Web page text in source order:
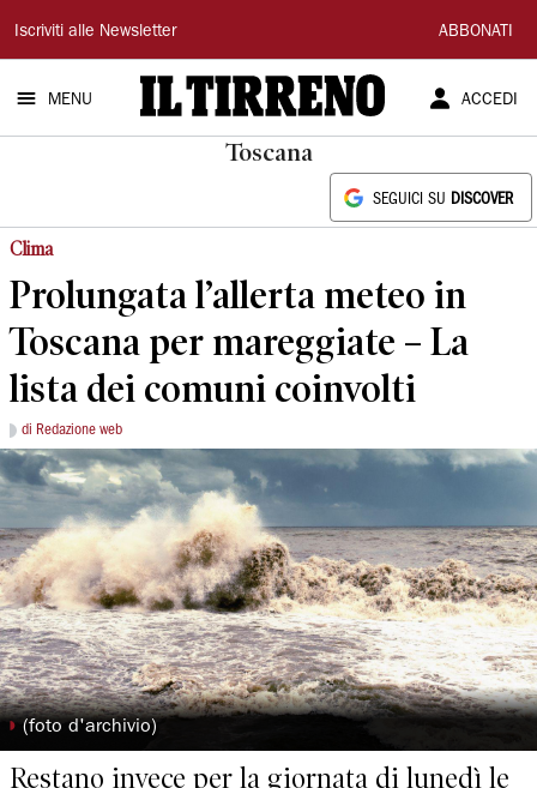
Il
Tirreno
Iscriviti alle Newsletter ABBONATI
MENU ACCEDI
Toscana
SEGUICI SU DISCOVER
Clima
Prolungata l’allerta meteo in
Toscana per mareggiate – La
lista dei comuni coinvolti
di Redazione web
◗ (foto d'archivio)
Restano invece per la giornata di lunedì le